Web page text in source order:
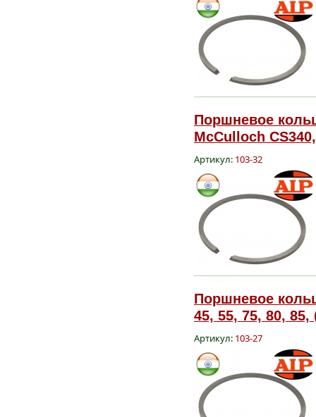
Поршневое
McCulloch
Артикул: 103-32
Поршневое
45, 55, 75, 80, 85,
Артикул: 103-27